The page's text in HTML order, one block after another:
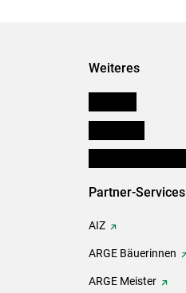
Weiteres
Partner-Services
AIZ
ARGE Bäuerinnen
ARGE Meister